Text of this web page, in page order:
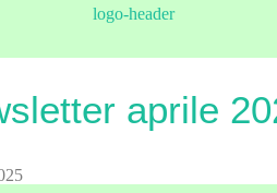
aprile